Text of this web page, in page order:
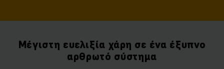
Μέγιστη ευελιξία χάρη σε ένα έξυπνο
αρθρωτό σύστημα